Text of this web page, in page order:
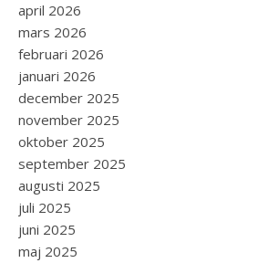
april 2026
mars 2026
februari 2026
januari 2026
december 2025
november 2025
oktober 2025
september 2025
augusti 2025
juli 2025
juni 2025
maj 2025